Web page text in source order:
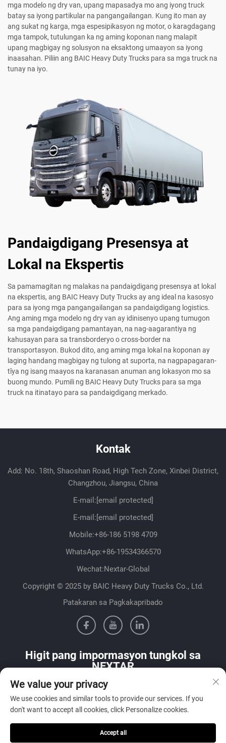
mga modelo ng dry van, upang mapasadya mo ang iyong truck
batay sa iyong partikular na pangangailangan. Kung ito man ay
ang sukat ng karga, mga espesipikasyon ng motor, o karagdagang
mga tampok, tutulungan ka ng aming koponan nang malapit
upang magbigay ng solusyon na eksaktong umaayon sa iyong
inaasahan. Piliin ang BAIC Heavy Duty Trucks para sa mga truck na
tunay na iyo.
Pandaigdigang Presensya at
Lokal na Ekspertis
Sa pamamagitan ng malakas na pandaigdigang presensya at lokal
na ekspertis, ang BAIC Heavy Duty Trucks ay ang ideal na kasosyo
para sa iyong mga pangangailangan sa pandaigdigang logistics.
Ang aming mga modelo ng dry van ay idinisenyo upang tumugon
sa mga pandaigdigang pamantayan, na nag-aagarantiya ng
kahusayan para sa transborderyo o cross-border na
transportasyon. Bukod dito, ang aming mga lokal na koponan ay
laging handang magbigay ng tulong at suporta, na nagpapagaran­
tîya ng isang maayos na karanasan anuman ang lokasyon mo sa
buong mundo. Pumili ng BAIC Heavy Duty Trucks para sa mga
truck na itinatayo para sa pandaigdigang merkado.
Kontak
Add: No. 18th, Shaoshan Road, High Tech Zone, Xinbei District,
Changzhou, Jiangsu, China
E-mail:[email protected]
E-mail:[email protected]
Mobile:+86-186 5198 4709
WhatsApp:+86-19534366570
Wechat:Nextar-Global
Copyright © 2025 by BAIC Heavy Duty Trucks Co., Ltd.
Patakaran sa Pagkakapribado
Higit pang impormasyon tungkol sa
NEXTAR
Makipag-ugnayan sa aming sales team sa iyong bansa
We value your privacy
We use cookies and similar tools to provide our services. If you
don't want to accept all cookies, click Personalize cookies.
Accept all